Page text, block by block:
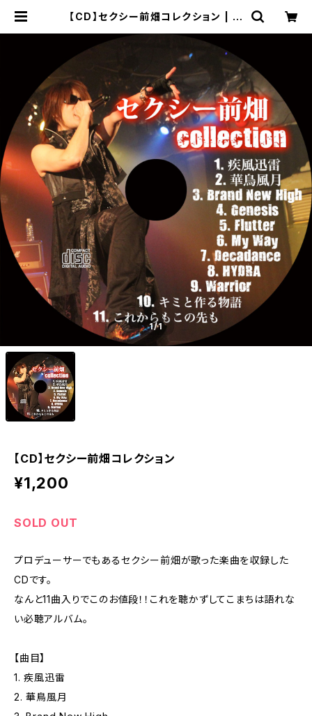
【CD】セクシー前畑コレクション | ホ
1/1
【CD】セクシー前畑コレクション
¥1,200
SOLD OUT
プロデューサーでもあるセクシー前畑が歌った楽曲を収録した
CDです。
なんと11曲入りでこのお値段！！これを聴かずしてこまちは語れな
い必聴アルバム。
【曲目】
1. 疾風迅雷
2. 華鳥風月